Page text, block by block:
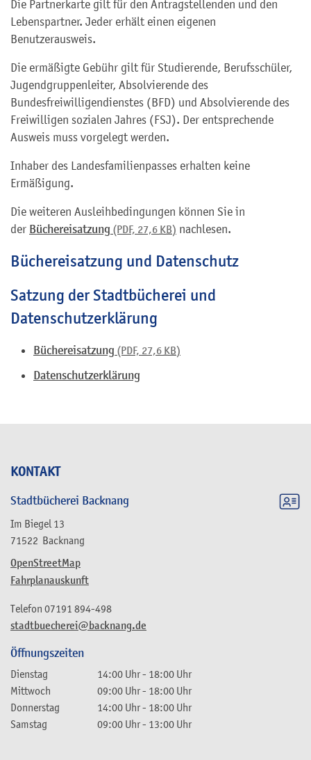
KONTAKT
Stadtbücherei Backnang
Im Biegel 13
71522 Backnang
OpenStreetMap
Fahrplanauskunft
stadtbuecherei@backnang.de
Telefon 07191 894-498
Öffnungszeiten
Dienstag 14:00 Uhr- 18:00 Uhr
Mittwoch
09:00 Uhr- 18:00 Uhr
Donnerstag
14:00 Uhr- 18:00 Uhr
Samstag
09:00 Uhr- 13:00 Uhr
Die Partnerkarte gilt für den Antragstellenden und den
Lebenspartner. Jeder erhält einen eigenen
Benutzerausweis.
Die ermäßigte Gebühr gilt für Studierende, Berufsschüler,
Jugendgruppenleiter, Absolvierende des
Bundesfreiwilligendienstes (BFD) und Absolvierende des
Freiwilligen sozialen Jahres (FSJ). Der entsprechende
Ausweis muss vorgelegt werden.
Inhaber des Landesfamilienpasses erhalten keine
Ermäßigung.
Die weiteren Ausleihbedingungen können Sie in
der Büchereisatzung (PDF, 27,6 KB) nachlesen.
Büchereisatzung und Datenschutz
Satzung der Stadtbücherei und
Datenschutzerklärung
Büchereisatzung (PDF, 27,6 KB)
Datenschutzerklärung